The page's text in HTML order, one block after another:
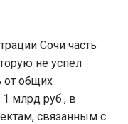
Сочи часть
не успел
от общих
млрд руб., в
связанным с